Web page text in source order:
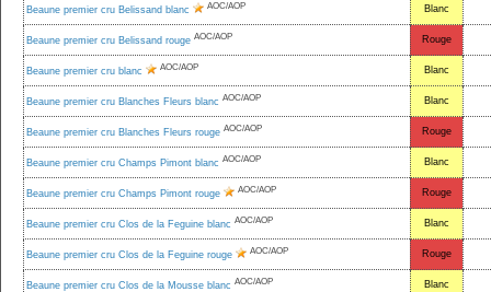
Beaune premier cru Belissand blanc AOC/AOP Blanc
Beaune premier cru Belissand rouge AOC/AOP Rouge
Beaune premier cru blanc AOC/AOP Blanc
Beaune premier cru Blanches Fleurs blanc AOC/AOP Blanc
Beaune premier cru Blanches Fleurs rouge AOC/AOP Rouge
Beaune premier cru Champs Pimont blanc AOC/AOP Blanc
Beaune premier cru Champs Pimont rouge AOC/AOP Rouge
Beaune premier cru Clos de la Feguine blanc AOC/AOP Blanc
Beaune premier cru Clos de la Feguine rouge AOC/AOP Rouge
Beaune premier cru Clos de la Mousse blanc AOC/AOP Blanc